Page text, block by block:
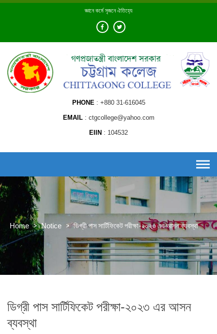
Skip
জ্ঞানে কর্মে সৃজনে ঐতিহ্যে
PHONE +880 31-616045
EMAIL ctgcollege@yahoo.com
EIIN 104532
Home > Notice > ডিগ্রী পাস সার্টিফিকেট পরীক্ষা-২০২৩ এর আসন ব্যবস্থা
ডিগ্রী পাস সার্টিফিকেট পরীক্ষা-২০২৩ এর আসন
ব্যবস্থা